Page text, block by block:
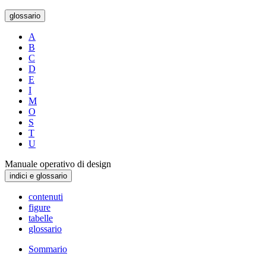
glossario
A
B
C
D
E
I
M
O
S
T
U
Manuale operativo di design
indici e glossario
contenuti
figure
tabelle
glossario
Sommario